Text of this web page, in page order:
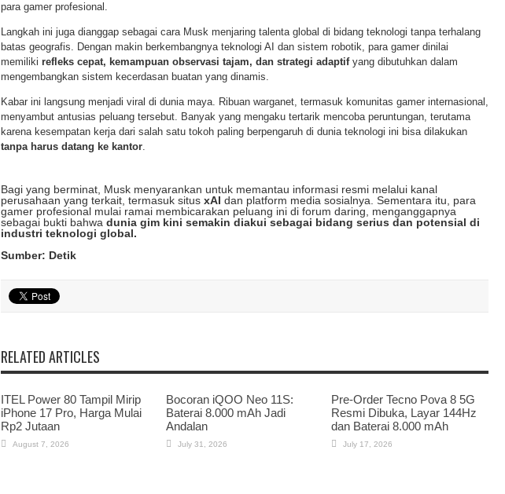
para gamer profesional.
Langkah ini juga dianggap sebagai cara Musk menjaring talenta global di bidang teknologi tanpa terhalang
batas geografis. Dengan makin berkembangnya teknologi AI dan sistem robotik, para gamer dinilai
memiliki refleks cepat, kemampuan observasi tajam, dan strategi adaptifyang dibutuhkan dalam
mengembangkan sistem kecerdasan buatan yang dinamis.
Kabar ini langsung menjadi viral di dunia maya. Ribuan warganet, termasuk komunitas gamer internasional,
menyambut antusias peluang tersebut. Banyak yang mengaku tertarik mencoba peruntungan, terutama
karena kesempatan kerja dari salah satu tokoh paling berpengaruh di dunia teknologi ini bisa dilakukan
tanpa harus datang ke kantor.
Bagi yang berminat, Musk menyarankan untuk memantau informasi resmi melalui kanal
perusahaan yang terkait, termasuk situs xAI dan platform media sosialnya. Sementara itu, para
gamer profesional mulai ramai membicarakan peluang ini di forum daring, menganggapnya
sebagai bukti bahwa dunia gim kini semakin diakui sebagai bidang serius dan potensial di
industri teknologi global.
Sumber: Detik
RELATED ARTICLES
ITEL Power 80 Tampil Mirip
iPhone 17 Pro, Harga Mulai
Rp2 Jutaan
August 7, 2026
Bocoran iQOO Neo 11S:
Baterai 8.000 mAh Jadi
Andalan
July 31, 2026
Pre-Order Tecno Pova 8 5G
Resmi Dibuka, Layar 144Hz
dan Baterai 8.000 mAh
July 17, 2026